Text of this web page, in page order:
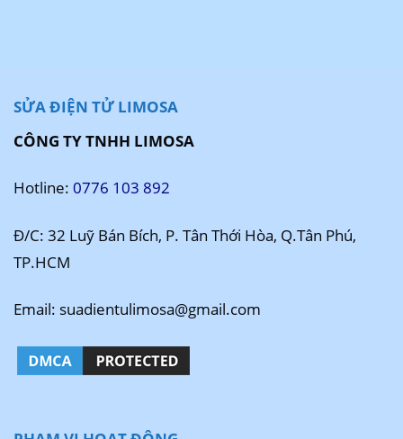
SỬA ĐIỆN TỬ LIMOSA
CÔNG TY TNHH LIMOSA
Hotline: 0776 103 892
Đ/C: 32 Luỹ Bán Bích, P. Tân Thới Hòa, Q.Tân Phú,
TP.HCM
Email: suadientulimosa@gmail.com